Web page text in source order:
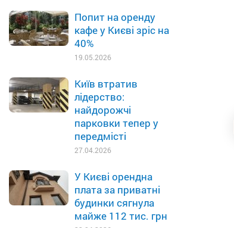
Попит на оренду
кафе у Києві зріс на
40%
19.05.2026
Київ втратив
лідерство:
найдорожчі
парковки тепер у
передмісті
27.04.2026
У Києві орендна
плата за приватні
будинки сягнула
майже 112 тис. грн